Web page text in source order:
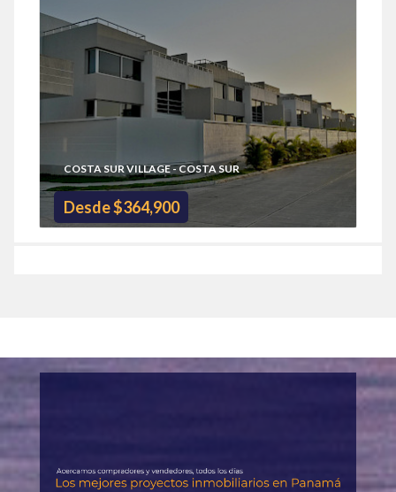
COSTA SUR VILLAGE - COSTA SUR
Desde $364,900